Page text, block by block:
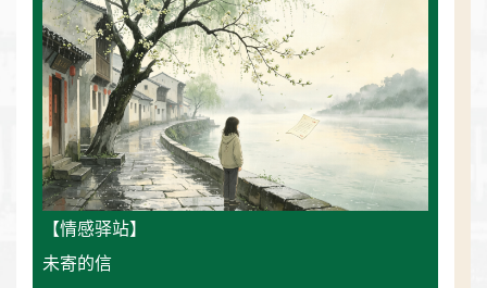
【情感驿站】
未寄的信